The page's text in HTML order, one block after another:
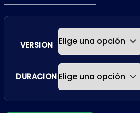
VERSION
DURACION